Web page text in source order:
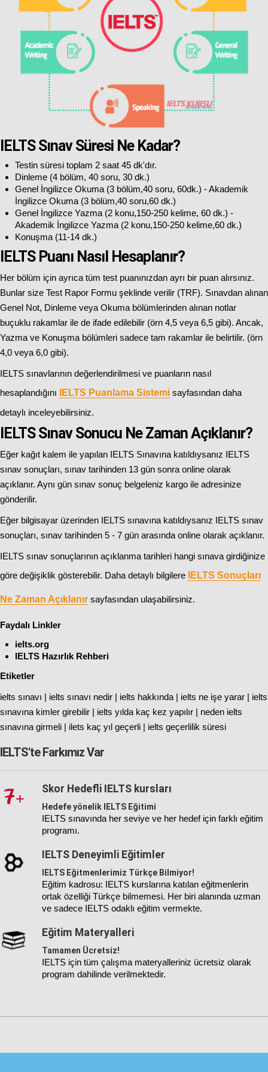
IELTS Sınav Süresi Ne Kadar?
Testin süresi toplam 2 saat 45 dk'dır.
Dinleme (4 bölüm, 40 soru, 30 dk.)
Genel İngilizce Okuma (3 bölüm,40 soru, 60dk.) - Akademik
İngilizce Okuma (3 bölüm,40 soru,60 dk.)
Genel İngilizce Yazma (2 konu,150-250 kelime, 60 dk.) -
Akademik İngilizce Yazma (2 konu,150-250 kelime,60 dk.)
Konuşma (11-14 dk.)
IELTS Puanı Nasıl Hesaplanır?
Her bölüm için ayrıca tüm test puanınızdan ayrı bir puan alırsınız.
Bunlar size Test Rapor Formu şeklinde verilir (TRF). Sınavdan alınan
Genel Not, Dinleme veya Okuma bölümlerinden alınan notlar
buçuklu rakamlar ile de ifade edilebilir (örn 4,5 veya 6,5 gibi). Ancak,
Yazma ve Konuşma bölümleri sadece tam rakamlar ile belirtilir. (örn
4,0 veya 6,0 gibi).
IELTS sınavlarının değerlendirilmesi ve puanların nasıl
hesaplandığını
IELTS Puanlama Sistemi sayfasından daha
detaylı inceleyebilirsiniz.
IELTS Sınav Sonucu Ne Zaman Açıklanır?
Eğer kağıt kalem ile yapılan IELTS Sınavına katıldıysanız IELTS
sınav sonuçları, sınav tarihinden 13 gün sonra online olarak
açıklanır. Aynı gün sınav sonuç belgeleniz kargo ile adresinize
gönderilir.
Eğer bilgisayar üzerinden IELTS sınavına katıldıysanız IELTS sınav
sonuçları, sınav tarihinden 5 - 7 gün arasında online olarak açıklanır.
IELTS sınav sonuçlarının açıklanma tarihleri hangi sınava girdiğinize
göre değişiklik gösterebilir. Daha detaylı bilgilere
IELTS Sonuçları
Ne Zaman Açıklanır sayfasından ulaşabilirsiniz.
Faydalı Linkler
ielts.org
IELTS Hazırlık Rehberi
Etiketler
ielts sınavı | ielts sınavı nedir | ielts hakkında | ielts ne işe yarar | ielts
sınavına kimler girebilir | ielts yılda kaç kez yapılır | neden ielts
sınavına girmeli | ilets kaç yıl geçerli | ielts geçerlilik süresi
IELTS'te Farkımız Var
Skor Hedefli IELTS kursları
Hedefe yönelik IELTS Eğitimi
IELTS sınavında her seviye ve her hedef için farklı eğitim
programı.
IELTS Deneyimli Eğitimler
IELTS Eğitmenlerimiz Türkçe Bilmiyor!
Eğitim kadrosu: IELTS kurslarına katılan eğitmenlerin
ortak özelliği Türkçe bilmemesi. Her biri alanında uzman
ve sadece IELTS odaklı eğitim vermekte.
Eğitim Materyalleri
Tamamen Ücretsiz!
IELTS için tüm çalışma materyalleriniz ücretsiz olarak
program dahilinde verilmektedir.